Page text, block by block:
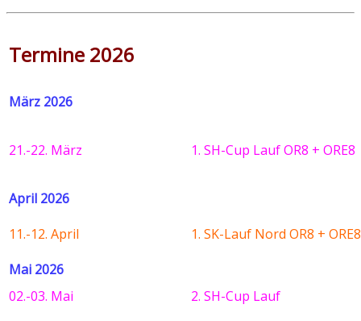
Termine 2026
März 2026
21.-22. März 1. SH-Cup Lauf OR8 + ORE8
April 2026
11.-12. April
1. SK-Lauf Nord OR8 + ORE8
Mai 2026
02.-03. Mai
2. SH-Cup Lauf